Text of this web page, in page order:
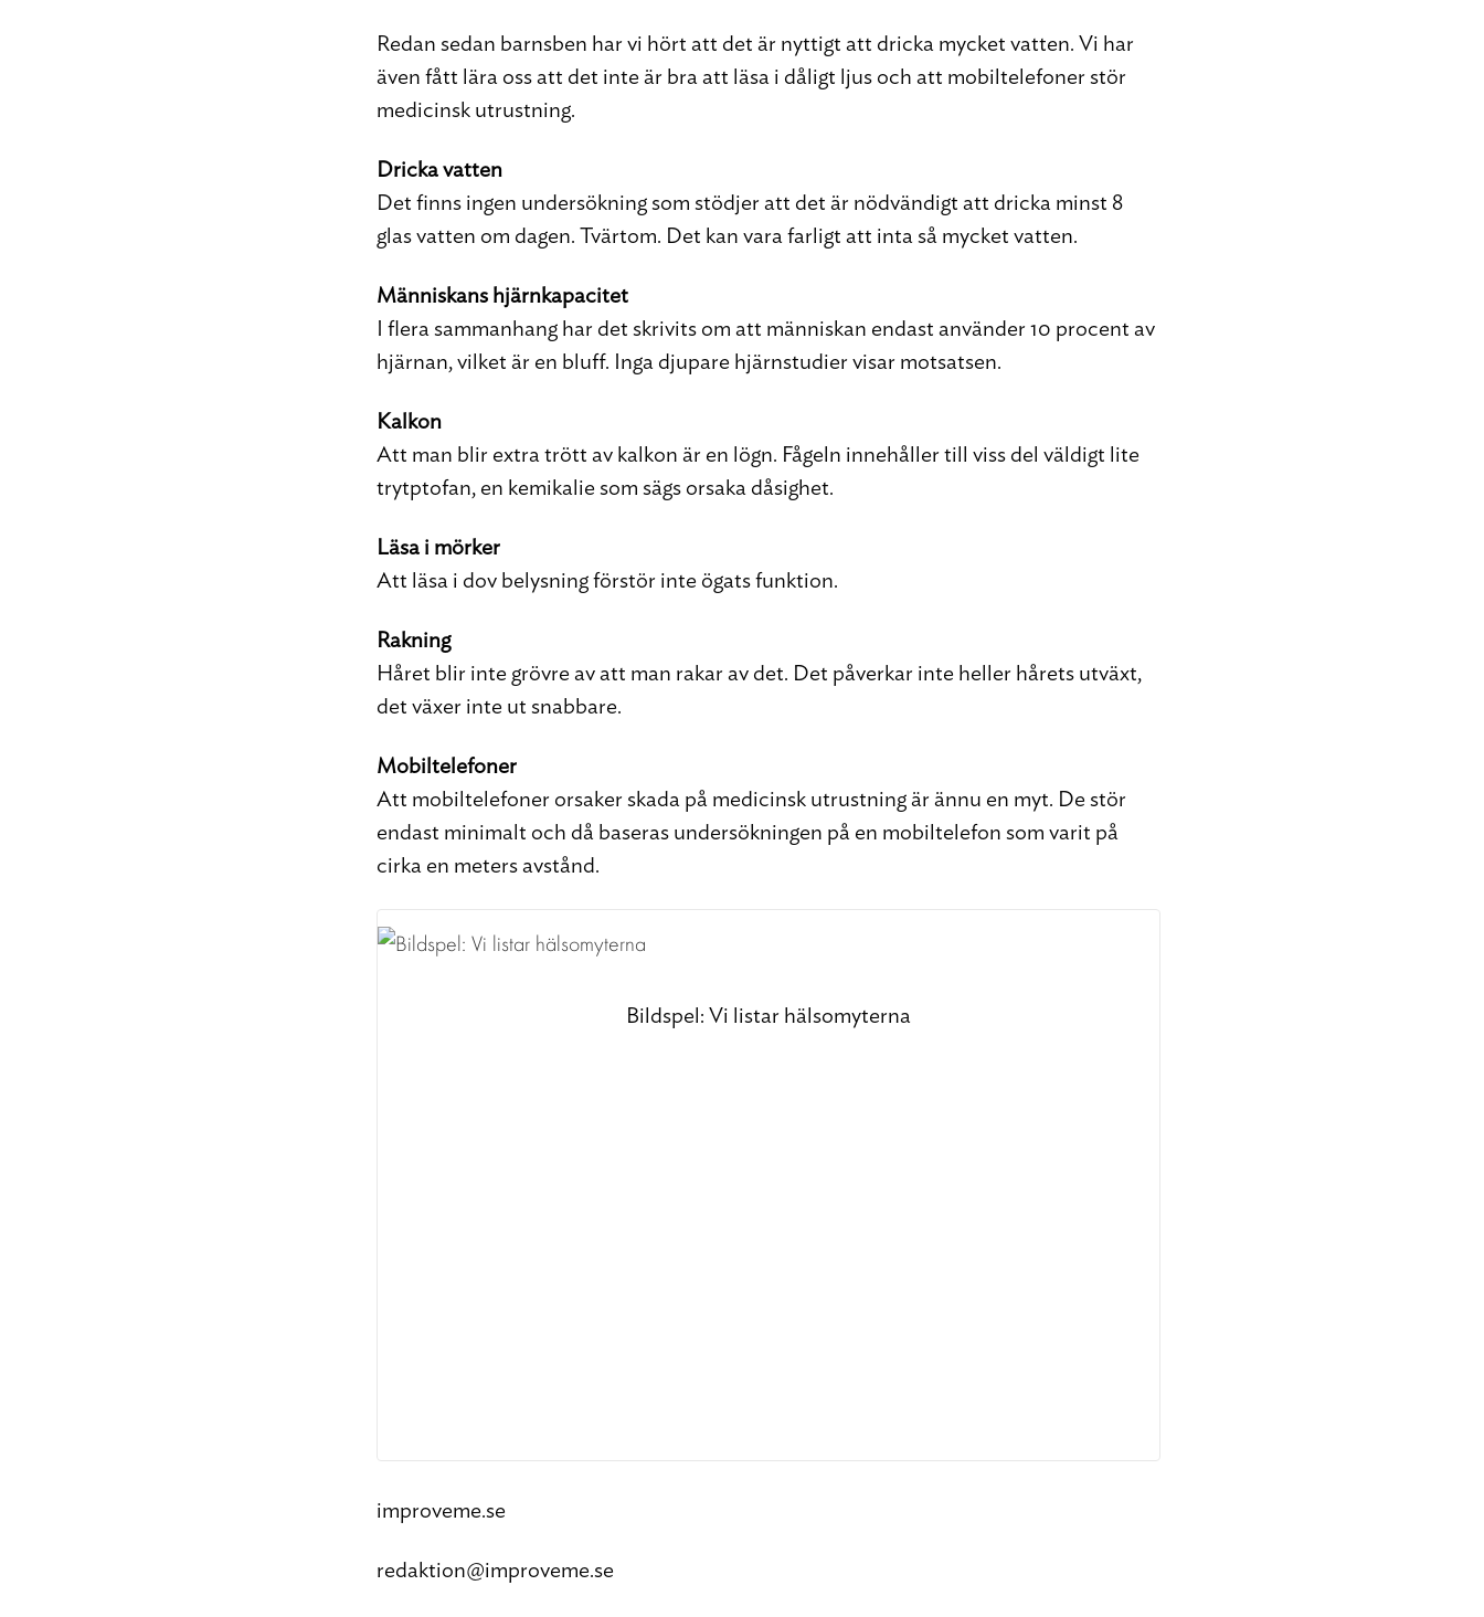
Redan sedan barnsben har vi hört att det är nyttigt att dricka mycket vatten. Vi har
även fått lära oss att det inte är bra att läsa i dåligt ljus och att mobiltelefoner stör
medicinsk utrustning.
Dricka vatten
Det finns ingen undersökning som stödjer att det är nödvändigt att dricka minst 8
glas vatten om dagen. Tvärtom. Det kan vara farligt att inta så mycket vatten.
Människans hjärnkapacitet
I flera sammanhang har det skrivits om att människan endast använder 10 procent av
hjärnan, vilket är en bluff. Inga djupare hjärnstudier visar motsatsen.
Kalkon
Att man blir extra trött av kalkon är en lögn. Fågeln innehåller till viss del väldigt lite
trytptofan, en kemikalie som sägs orsaka dåsighet.
Läsa i mörker
Att läsa i dov belysning förstör inte ögats funktion.
Rakning
Håret blir inte grövre av att man rakar av det. Det påverkar inte heller hårets utväxt,
det växer inte ut snabbare.
Mobiltelefoner
Att mobiltelefoner orsaker skada på medicinsk utrustning är ännu en myt. De stör
endast minimalt och då baseras undersökningen på en mobiltelefon som varit på
cirka en meters avstånd.
Bildspel: Vi listar hälsomyterna
improveme.se
redaktion@improveme.se